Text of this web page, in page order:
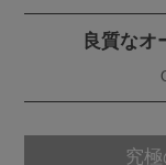
良質なオ
究